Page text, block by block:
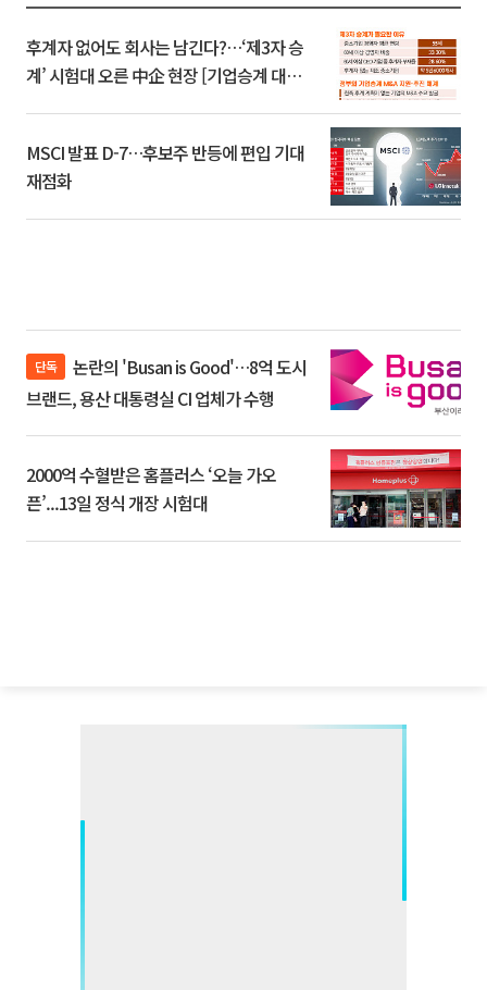
후계자 없어도 회사는 남긴다?…‘제3자 승
계’ 시험대 오른 中企 현장 [기업승계 대전
MSCI 발표 D-7…후보주 반등에 편입 기대
재점화
단독
브랜드, 용산 대통령실 CI 업체가 수행
2000억 수혈받은 홈플러스 ‘오늘 가오
픈’...13일 정식 개장 시험대